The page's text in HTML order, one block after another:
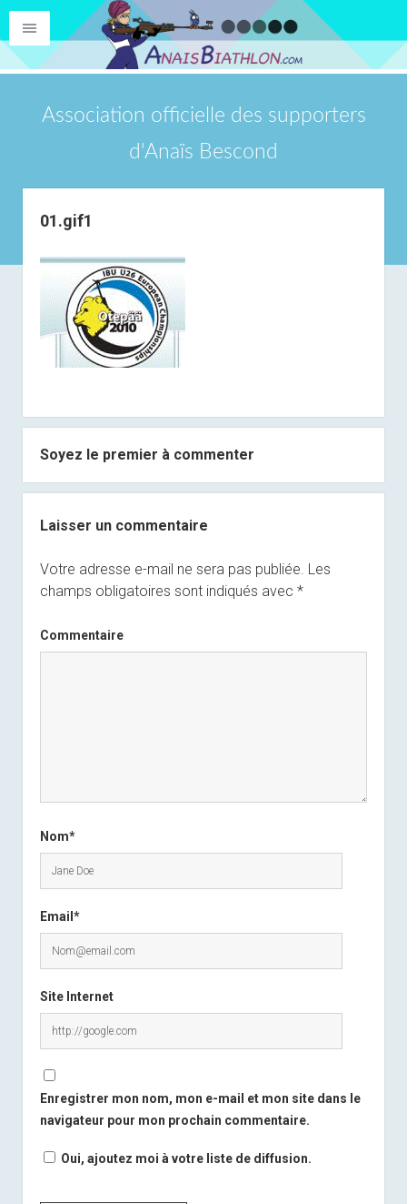
Association officielle des supporters
d'Anaïs Bescond
01.gif1
Soyez le premier à commenter
Laisser un commentaire
Votre adresse e-mail ne sera pas publiée. Les
champs obligatoires sont indiqués avec *
Commentaire
Nom*
Email*
Site Internet
Enregistrer mon nom, mon e-mail et mon site dans le
navigateur pour mon prochain commentaire.
Oui, ajoutez moi à votre liste de diffusion.